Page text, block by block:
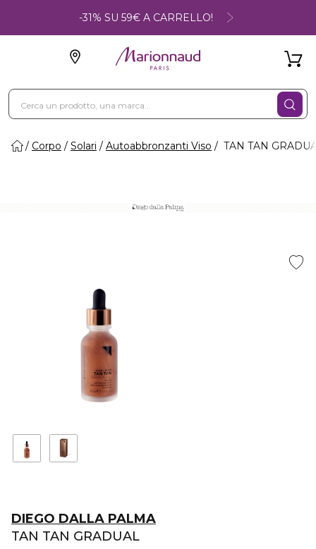
-31% SU 59€ A CARRELLO!
Corpo Solari Autoabbronzanti Viso TAN TAN
DIEGO DALLA PALMA
TAN TAN GRADUAL